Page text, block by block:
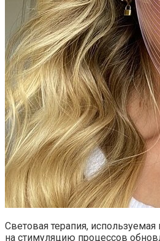
Световая терапия,
на стимуляцию процессов